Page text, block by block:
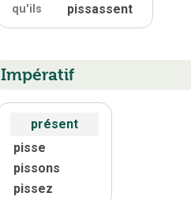
qu'ils pissassent
Impératif
présent
pisse
pissons
pissez